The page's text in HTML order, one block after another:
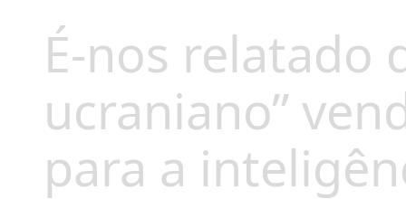
É-nos relatado
ucraniano”
para a